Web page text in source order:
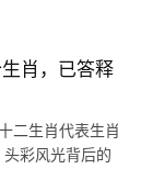
肖，已答释
二生肖代表生肖
彩风光背后的